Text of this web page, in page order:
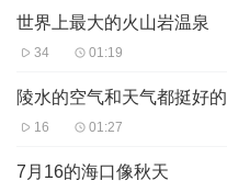
世界上最大的火山岩温泉
34 01:19
陵水的空气和天气都挺好的
16 01:27
7月16的海口像秋天